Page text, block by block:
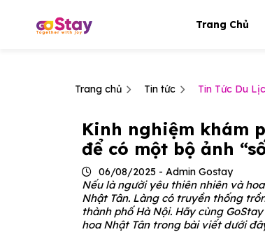
Trang Chủ
Trang chủ Tin tức Tin Tức Du
Kinh nghiệm khám
để có một bộ ảnh
06/08/2025 - Admin Gostay
Nếu là người yêu thiên nhiên và
Nhật Tân. Làng có truyền thống
thành phố Hà Nội. Hãy cùng
hoa Nhật Tân trong bài viết dưới